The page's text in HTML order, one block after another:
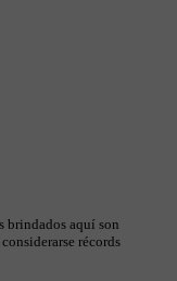
brindados aquí son
récords